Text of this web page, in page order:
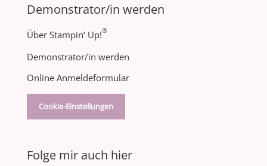
Demonstrator/in werden
Über Stampin‘ Up!®
Demonstrator/in werden
Online Anmeldeformular
Cookie-Einstellungen
Folge mir auch hier